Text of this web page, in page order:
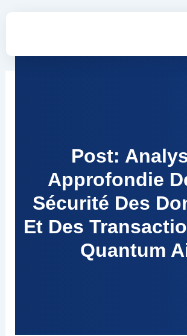
Post:
Approfondie
Sécurité Des
Et Des
Quantum